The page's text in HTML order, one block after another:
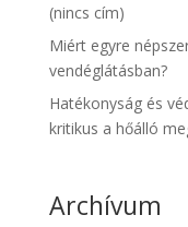
(nincs cím)
Miért egyre
vendéglátásban?
Hatékonyság és
kritikus a hőálló
Archívum